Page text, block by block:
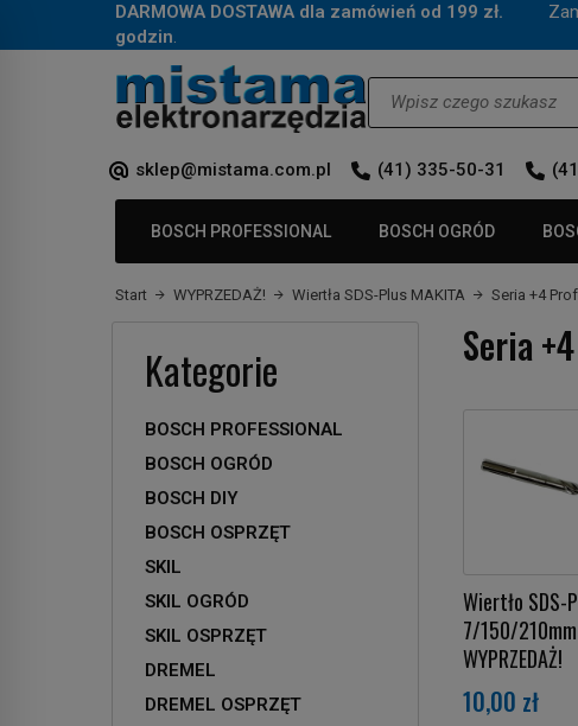
DARMOWA DOSTAWA dla zamówień od 199 zł.
godzin.
sklep@mistama.com.pl (41) 335-50-31
BOSCH PROFESSIONAL BOSCH OGRÓD
Start WYPRZEDAŻ! Wiertła SDS-Plus MAKITA Seria +4
Seria
Wiertło SDS-
7/150/
WYPRZEDAŻ!
10,00 zł
Kategorie
BOSCH PROFESSIONAL
BOSCH OGRÓD
BOSCH DIY
BOSCH OSPRZĘT
SKIL
SKIL OGRÓD
SKIL OSPRZĘT
DREMEL
DREMEL OSPRZĘT